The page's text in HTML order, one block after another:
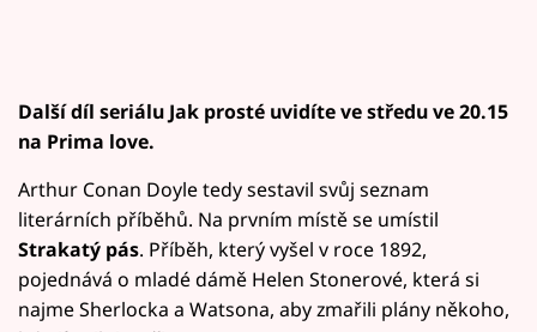
Další díl seriálu Jak prosté uvidíte ve středu ve 20.15
na Prima love.
Arthur Conan Doyle tedy sestavil svůj seznam
literárních příběhů. Na prvním místě se umístil
Strakatý pás. Příběh, který vyšel v roce 1892,
pojednává o mladé dámě Helen Stonerové, která si
najme Sherlocka a Watsona, aby zmařili plány někoho,